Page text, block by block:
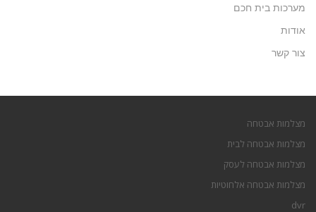
מערכות בית חכם
אודות
צור קשר
מצלמות אבטחה
מצלמות אבטחה לבית
מצלמות אבטחה לעסק
מצלמות אבטחה אלחוטיות
dvr